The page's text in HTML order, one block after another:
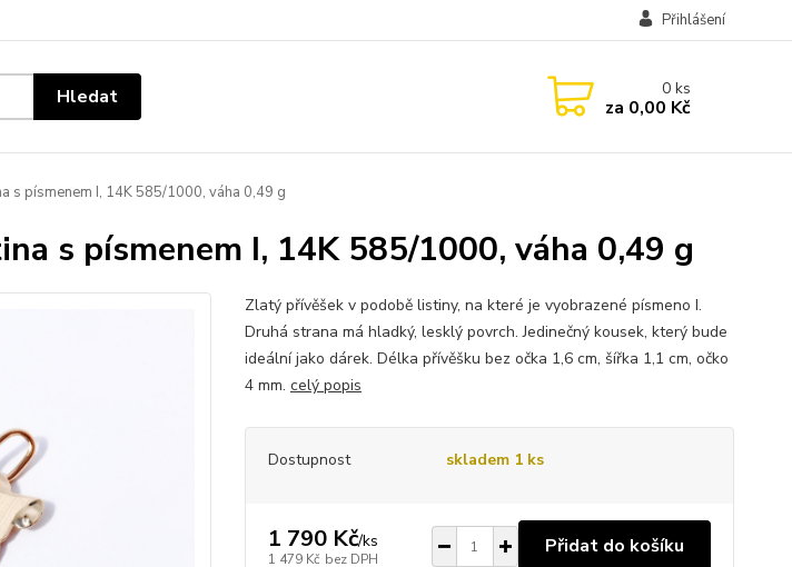
Přihlášení
Hledat 0ks
za 0,00 Kč
s písmenem I, 14K 585/1000, váha 0,49 g
s písmenem I, 14K 585/1000, váha 0,49 g
Zlatý přívěšek v podobě listiny, na které je vyobrazené písmeno I.
Druhá strana má hladký, lesklý povrch. Jedinečný kousek, který bude
ideální jako dárek. Délka přívěšku bez očka 1,6 cm, šířka 1,1 cm, očko
4 mm. celý popis
Dostupnost skladem 1 ks
1 790 Kč/ks
1 479 Kč bez DPH
Přidat do košíku